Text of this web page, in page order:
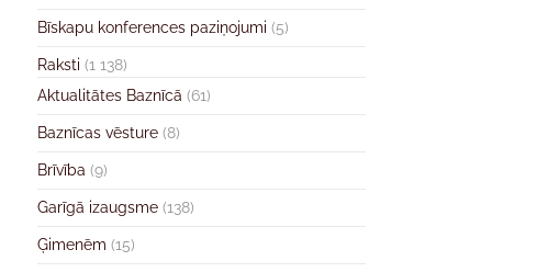
Bīskapu konferences paziņojumi (5)
Raksti (1 138)
Aktualitātes Baznīcā (61)
Baznīcas vēsture (8)
Brīvība (9)
Garīgā izaugsme (138)
Ģimenēm (15)